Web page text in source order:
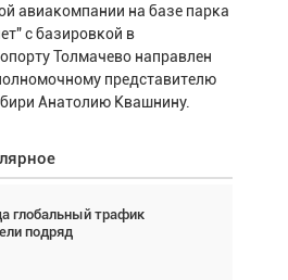
авиакомпании на базе парка
с базировкой в
Толмачево направлен
представителю
Анатолию Квашнину.
глобальный трафик
подряд
вертолётов и БПЛА в